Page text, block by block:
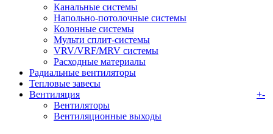
Канальные системы
Напольно-потолочные системы
Колонные системы
Мульти сплит-системы
VRV/VRF/MRV системы
Расходные материалы
Радиальные вентиляторы
Тепловые завесы
Вентиляция
+-
Вентиляторы
Вентиляционные выходы